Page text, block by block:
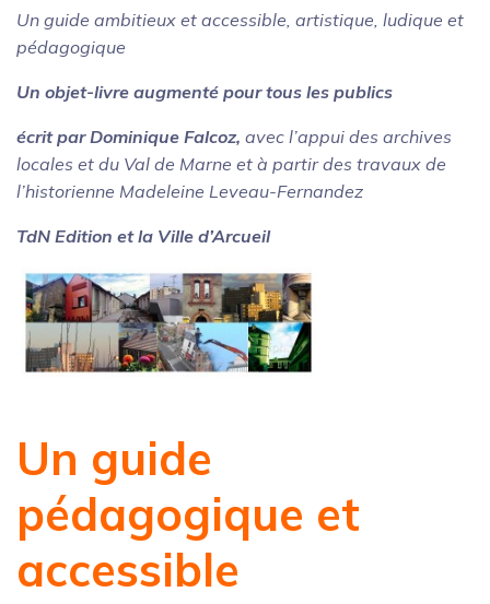
Un guide ambitieux et accessible, artistique, ludique et
pédagogique
Un objet-livre augmenté pour tous les publics
écrit par Dominique Falcoz, avec l’appui des archives
locales et du Val de Marne et à partir des travaux de
l’historienne Madeleine Leveau-Fernandez
TdN Edition et la Ville d’Arcueil
Un guide
pédagogique et
accessible